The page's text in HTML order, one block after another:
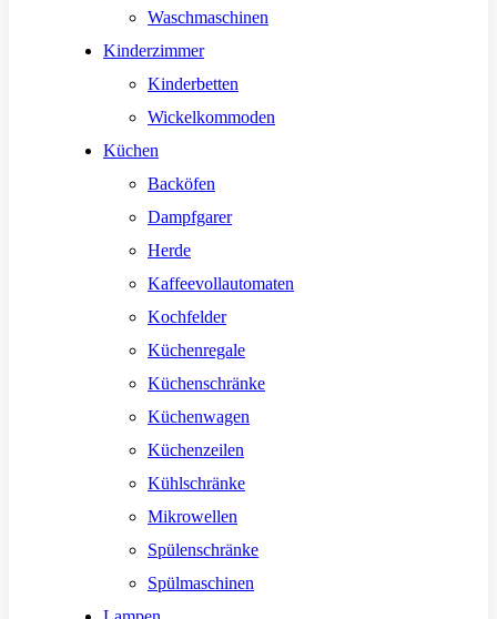
Waschmaschinen
Kinderzimmer
Kinderbetten
Wickelkommoden
Küchen
Backöfen
Dampfgarer
Herde
Kaffeevollautomaten
Kochfelder
Küchenregale
Küchenschränke
Küchenwagen
Küchenzeilen
Kühlschränke
Mikrowellen
Spülenschränke
Spülmaschinen